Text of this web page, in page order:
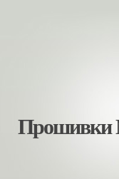
Прошивки